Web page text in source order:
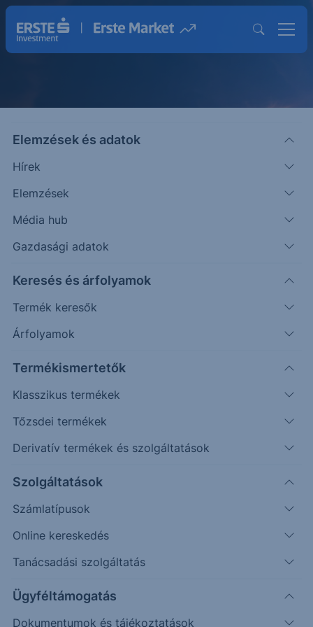
Elemzések és adatok
Hírek
Elemzések
Média hub
Gazdasági adatok
Keresés és árfolyamok
Termék keresők
Árfolyamok
Termékismertetők
Klasszikus termékek
Tőzsdei termékek
Derivatív termékek és szolgáltatások
Szolgáltatások
Számlatípusok
Online kereskedés
Tanácsadási szolgáltatás
Ügyféltámogatás
Dokumentumok és tájékoztatások
A befektetés mindenkié!
Erste Future Befektetési Program
Erste Future Csomagok Gyerekeknek
Már betöltötted a 18-at, de még nem vagy 27